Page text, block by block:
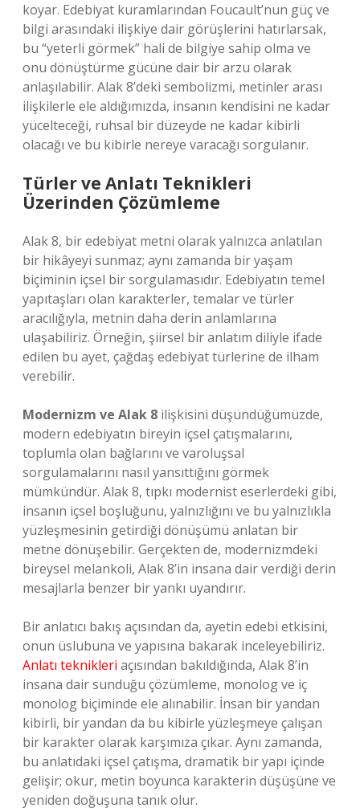
koyar. Edebiyat kuramlarından Foucault’nun güç ve
bilgi arasındaki ilişkiye dair görüşlerini hatırlarsak,
bu “yeterli görmek” hali de bilgiye sahip olma ve
onu dönüştürme gücüne dair bir arzu olarak
anlaşılabilir. Alak 8’deki sembolizmi, metinler arası
ilişkilerle ele aldığımızda, insanın kendisini ne kadar
yücelteceği, ruhsal bir düzeyde ne kadar kibirli
olacağı ve bu kibirle nereye varacağı sorgulanır.
Türler ve Anlatı Teknikleri
Üzerinden Çözümleme
Alak 8, bir edebiyat metni olarak yalnızca anlatılan
bir hikâyeyi sunmaz; aynı zamanda bir yaşam
biçiminin içsel bir sorgulamasıdır. Edebiyatın temel
yapıtaşları olan karakterler, temalar ve türler
aracılığıyla, metnin daha derin anlamlarına
ulaşabiliriz. Örneğin, şiirsel bir anlatım diliyle ifade
edilen bu ayet, çağdaş edebiyat türlerine de ilham
verebilir.
Modernizm ve Alak 8 ilişkisini düşündüğümüzde,
modern edebiyatın bireyin içsel çatışmalarını,
toplumla olan bağlarını ve varoluşsal
sorgulamalarını nasıl yansıttığını görmek
mümkündür. Alak 8, tıpkı modernist eserlerdeki gibi,
insanın içsel boşluğunu, yalnızlığını ve bu yalnızlıkla
yüzleşmesinin getirdiği dönüşümü anlatan bir
metne dönüşebilir. Gerçekten de, modernizmdeki
bireysel melankoli, Alak 8’in insana dair verdiği derin
mesajlarla benzer bir yankı uyandırır.
Bir anlatıcı bakış açısından da, ayetin edebi etkisini,
onun üslubuna ve yapısına bakarak inceleyebiliriz.
Anlatı teknikleri açısından bakıldığında, Alak 8’in
insana dair sunduğu çözümleme, monolog ve iç
monolog biçiminde ele alınabilir. İnsan bir yandan
kibirli, bir yandan da bu kibirle yüzleşmeye çalışan
bir karakter olarak karşımıza çıkar. Aynı zamanda,
bu anlatıdaki içsel çatışma, dramatik bir yapı içinde
gelişir; okur, metin boyunca karakterin düşüşüne ve
yeniden doğuşuna tanık olur.